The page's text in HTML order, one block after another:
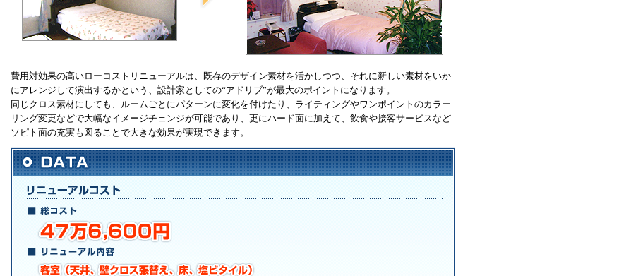
費用対効果の高いローコストリニューアルは、既存のデザイン素材を活かしつつ、それに新しい素材をいか
にアレンジして演出するかという、設計家としての“アドリブ”が最大のポイントになります。
同じクロス素材にしても、ルームごとにパターンに変化を付けたり、ライティングやワンポイントのカラー
リング変更などで大幅なイメージチェンジが可能であり、更にハード面に加えて、飲食や接客サービスなど
ソピト面の充実も図ることで大きな効果が実現できます。